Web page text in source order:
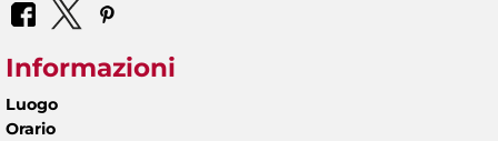
Informazioni
Luogo
Orario